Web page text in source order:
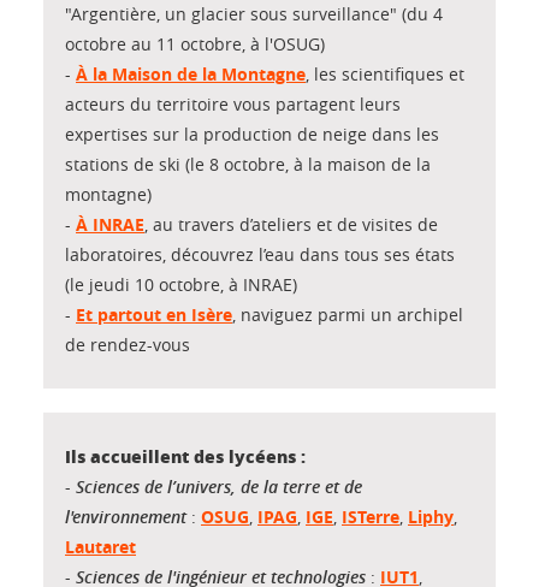
"Argentière, un glacier sous surveillance" (du 4
octobre au 11 octobre, à l'OSUG)
- À la Maison de la Montagne , les scientifiques et
acteurs du territoire vous partagent leurs
expertises sur la production de neige dans les
stations de ski (le 8 octobre, à la maison de la
montagne)
- À INRAE , au travers d’ateliers et de visites de
laboratoires, découvrez l’eau dans tous ses états
(le jeudi 10 octobre, à INRAE)
- Et partout en Isère , naviguez parmi un archipel
de rendez-vous
Ils accueillent des lycéens :
- Sciences de l’univers, de la terre et de
l'environnement: OSUG IPAG IGE ISTerre Liphy
Lautaret
- Sciences de l'ingénieur et technologies : IUT1